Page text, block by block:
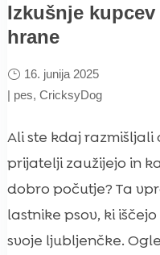
Izkušnje
hrane
16. junija 2025
| pes, CricksyDog
Ali ste kdaj razmišljali
prijatelji zaužijejo in
dobro počutje? Ta
lastnike psov, ki
svoje ljubljenčke.